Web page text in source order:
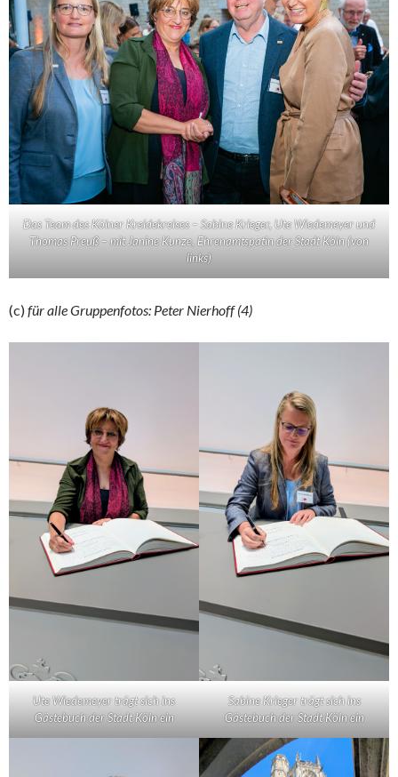
Das Team des Kölner Kreidekreises – Sabine Krieger, Ute Wiedemeyer und
Thomas Preuß – mit Janine Kunze, Ehrenamtspatin der Stadt Köln (von
links)
(c) für alle Gruppenfotos: Peter Nierhoff (4)
Ute Wiedemeyer trägt sich ins
Gästebuch der Stadt Köln ein
Sabine Krieger trägt sich ins
Gästebuch der Stadt Köln ein